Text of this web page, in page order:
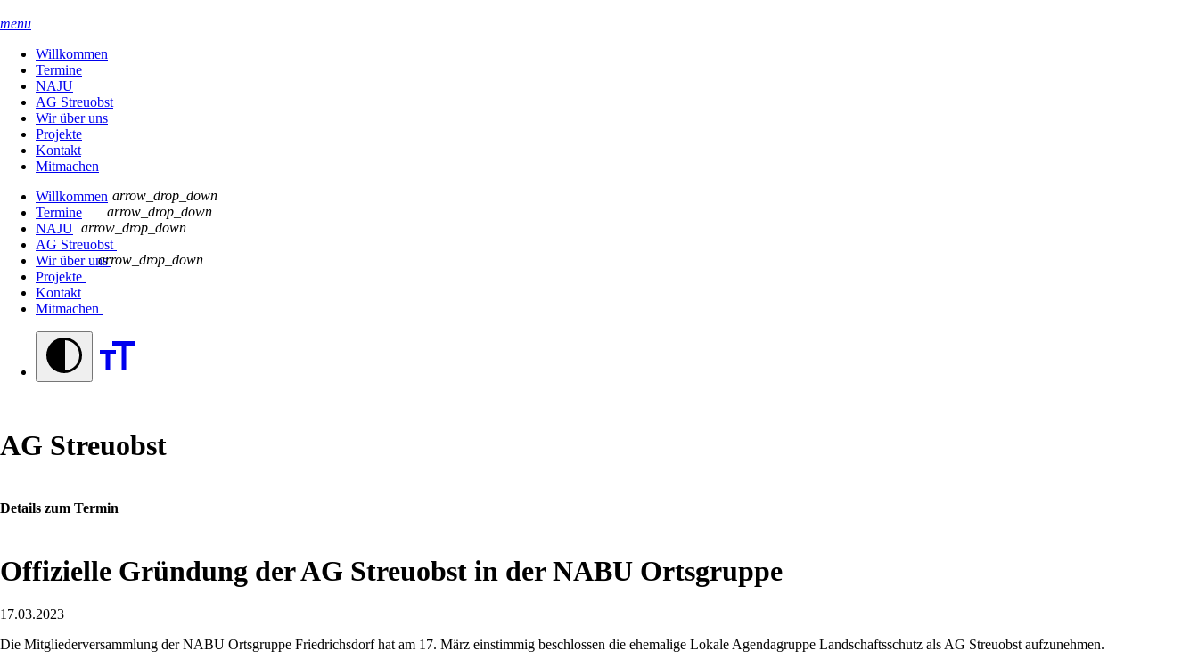
menu
Willkommen
Termine
NAJU
AG Streuobst
Wir über uns
Projekte
Kontakt
Mitmachen
Willkommen
Termine
NAJU
AG Streuobst
arrow_drop_down
Wir über uns
arrow_drop_down
Projekte
arrow_drop_down
Kontakt
Mitmachen
arrow_drop_down
AG Streuobst
Details zum Termin
Offizielle Gründung der AG Streuobst in der NABU Ortsgruppe
17.03.2023
Die Mitgliederversammlung der NABU Ortsgruppe Friedrichsdorf hat am 17. März einstimmig beschlossen die ehemalige Lokale Agendagruppe Landschaftsschutz als AG Streuobst aufzunehmen.